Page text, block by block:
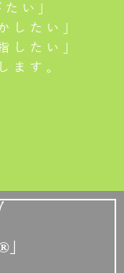
い」
したい」
したい」
ます。